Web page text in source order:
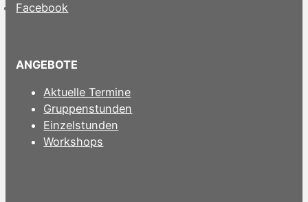
Facebook
ANGEBOTE
Aktuelle Termine
Gruppenstunden
Einzelstunden
Workshops